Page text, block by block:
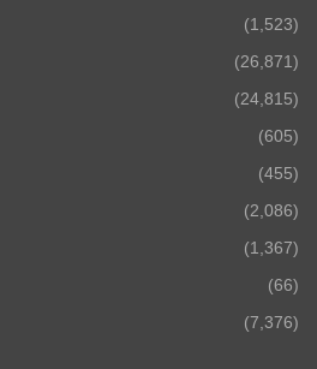
(1,523)
(26,871)
(24,815)
(605)
(455)
(2,086)
(1,367)
(66)
(7,376)